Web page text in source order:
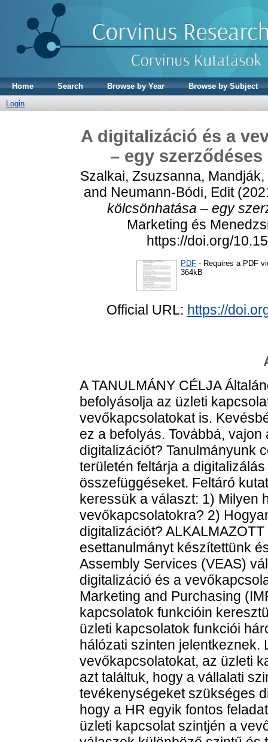
Home Search Browse by Year
Browse by Subject
Login
A digitalizáció és a
– egy
Szalkai, Zsuzsanna, Mandják,
and Neumann-Bódi, Edit
kölcsönhatása – egy
Marketing és
https://doi.org/
PDF - Requires a PDF
364kB
Official URL: https://
A TANULMÁNY CÉLJA
befolyásolja az üzleti
vevőkapcsolatokat is.
ez a befolyás. Továbbá,
digitalizációt? Tanulmányunk
területén feltárja a
összefüggéseket. Feltáró
keressük a választ: 1) Milyen
vevőkapcsolatokra? 2)
digitalizációt?
esettanulmányt készítettünk
Assembly Services (VEAS)
digitalizáció és a
Marketing and Purchasing
kapcsolatok funkcióin
üzleti kapcsolatok funkciói
hálózati szinten jelentkeznek.
vevőkapcsolatokat, az üzleti
azt találtuk, hogy a vállalati
tevékenységeket szükséges
hogy a HR egyik fontos
üzleti kapcsolat szintjén a